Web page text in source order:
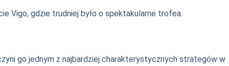
Vigo, gdzie trudniej było o spektakularne trofea.
go jednym z najbardziej charakterystycznych strategów w